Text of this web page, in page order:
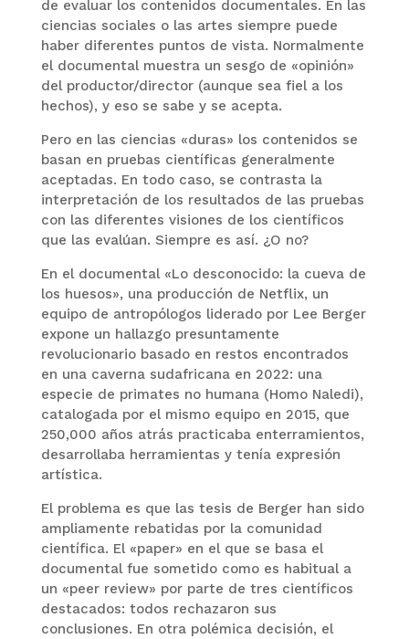
de evaluar los contenidos documentales. En las
ciencias sociales o las artes siempre puede
haber diferentes puntos de vista. Normalmente
el documental muestra un sesgo de «opinión»
del productor/director (aunque sea fiel a los
hechos), y eso se sabe y se acepta.
Pero en las ciencias «duras» los contenidos se
basan en pruebas científicas generalmente
aceptadas. En todo caso, se contrasta la
interpretación de los resultados de las pruebas
con las diferentes visiones de los científicos
que las evalúan. Siempre es así. ¿O no?
En el documental «Lo desconocido: la cueva de
los huesos», una producción de Netflix, un
equipo de antropólogos liderado por Lee Berger
expone un hallazgo presuntamente
revolucionario basado en restos encontrados
en una caverna sudafricana en 2022: una
especie de primates no humana (Homo Naledi),
catalogada por el mismo equipo en 2015, que
250,000 años atrás practicaba enterramientos,
desarrollaba herramientas y tenía expresión
artística.
El problema es que las tesis de Berger han sido
ampliamente rebatidas por la comunidad
científica. El «paper» en el que se basa el
documental fue sometido como es habitual a
un «peer review» por parte de tres científicos
destacados: todos rechazaron sus
conclusiones. En otra polémica decisión, el